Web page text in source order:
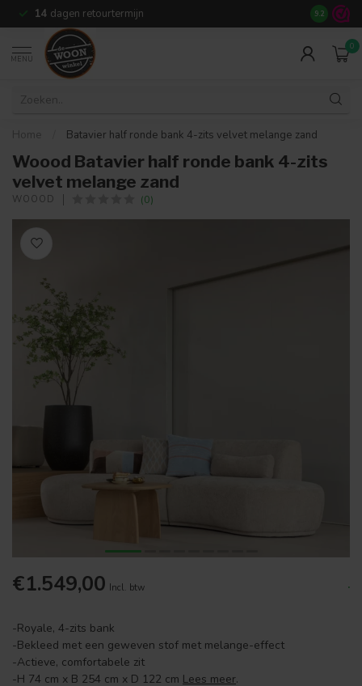
14 dagen retourtermijn 9.2
MENU
0
Home Batavier half ronde bank 4-zits velvet melange zand
Woood Batavier half ronde bank 4-zits
velvet melange zand
WOOOD (0)
€1.549,00 Incl. btw .
-Royale, 4-zits bank
-Bekleed met een geweven stof met melange-effect
-Actieve, comfortabele zit
-H 74 cm x B 254 cm x D 122 cm Lees meer.